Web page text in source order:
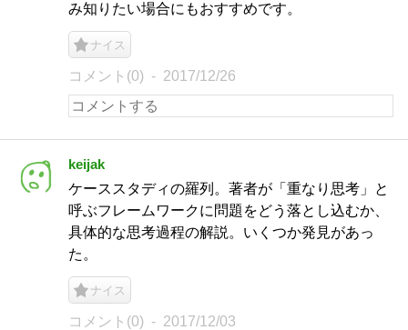
み知りたい場合にもおすすめです。
ナイス
コメント(0) 2017/12/26
keijak
ケーススタディの羅列。著者が「重なり思考」と
呼ぶフレームワークに問題をどう落とし込むか、
具体的な思考過程の解説。いくつか発見があっ
た。
ナイス
コメント(0) 2017/12/03